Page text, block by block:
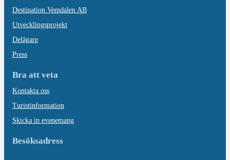
Destination Vemdalen AB
Utvecklingsprojekt
Delägare
Press
Bra att veta
Kontakta oss
Turistinformation
Skicka in evenemang
Besöksadress